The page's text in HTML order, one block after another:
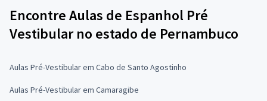
Encontre Aulas de Espanhol Pré
Vestibular no estado de Pernambuco
Aulas Pré-Vestibular em Cabo de Santo Agostinho
Aulas Pré-Vestibular em Camaragibe